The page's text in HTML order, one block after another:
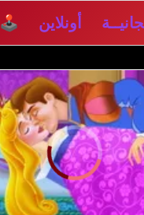
أونلاين 🕹️
إلعــــب